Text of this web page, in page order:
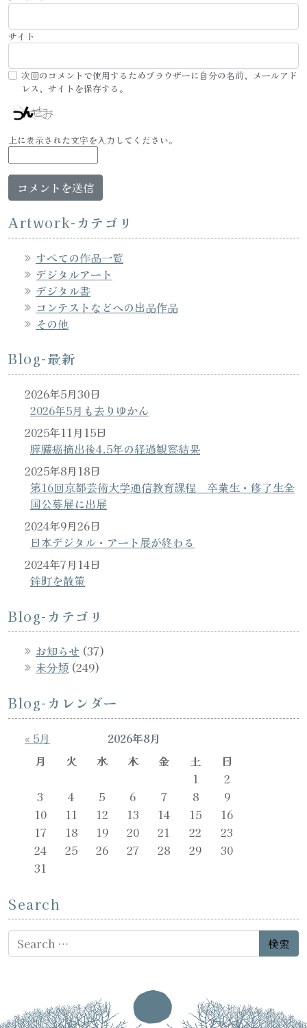
サイト
次回のコメントで使用するためブラウザーに自分の名前、メールアド
レス、サイトを保存する。
上に表示された文字を入力してください。
Artwork-カテゴリ
すべての作品一覧
デジタルアート
デジタル書
コンテストなどへの出品作品
その他
Blog-最新
2026年5月も去りゆかん
2026年5月30日
膵臓癌摘出後4.5年の経過観察結果
2025年11月15日
第16回京都芸術大学通信教育課程 卒業生・修了生全
国公募展に出展
2025年8月18日
日本デジタル・アート展が終わる
2024年9月26日
鉾町を散策
2024年7月14日
Blog-カテゴリ
お知らせ (37)
未分類 (249)
Blog-カレンダー
2026年8月
月
火 水 木 金 土
日
1
2
3
4 5 6 7 8
9
10
11 12 13 14 15
16
17
18 19 20 21 22
23
24
25 26 27 28 29
30
31
« 5月
Search
Search for: